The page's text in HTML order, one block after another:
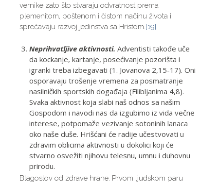
vernike zato što stvaraju odvratnost prema
plemenitom, poštenom i čistom načinu života i
sprečavaju razvoj jedinstva sa Hristom.[19]
Neprihvatljive aktivnosti. Adventisti takođe uče
da kockanje, kartanje, posećivanje pozorišta i
igranki treba izbegavati (1. Jovanova 2,15-17). Oni
osporavaju trošenje vremena za posmatranje
nasilničkih sportskih događaja (Filibljanima 4,8).
Svaka aktivnost koja slabi naš odnos sa našim
Gospodom i navodi nas da izgubimo iz vida večne
interese, potpomaže vezivanje sotoninih lanaca
oko naše duše. Hrišćani će radije učestvovati u
zdravim oblicima aktivnosti u dokolici koji će
stvarno osvežiti njihovu telesnu, umnu i duhovnu
prirodu.
Blagoslov od zdrave hrane. Prvom ljudskom paru